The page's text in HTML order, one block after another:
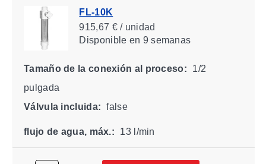
FL-10K
915,67 € / unidad
Disponibleen 9 semanas
Tamaño de la conexión al proceso:
1/2
pulgada
Válvula incluida: false
flujo de agua, máx.: 13 l/min